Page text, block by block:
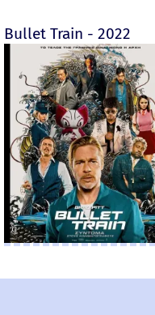
Bullet Train - 2022